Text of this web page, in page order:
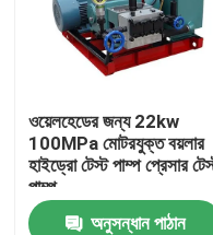
আমাদের সম্বন্ধে
কারখানা পরিদর্শন
গুণমান নিয়ন্ত্রণ
ওয়েলহেডের জন্য 22kw
100MPa মোটরযুক্ত বয়লার
হাইড্রো টেস্ট পাম্প প্রেসার
পাম্প
অনুসন্ধান পাঠান